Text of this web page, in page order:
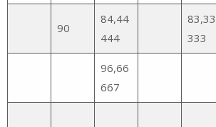
90
84,44
444
83,33
333
96,66
667